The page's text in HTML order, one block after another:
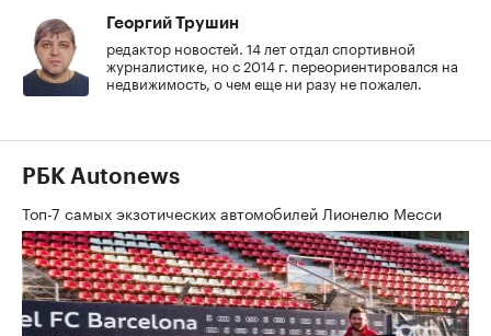
Георгий Трушин
редактор новостей. 14 лет отдал спортивной
журналистике, но с 2014 г. переориентировался на
недвижимость, о чем еще ни разу не пожалел.
РБК Autonews
Топ-7 самых экзотических автомобилей Лионелю Месси